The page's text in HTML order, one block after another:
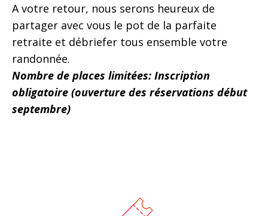
A votre retour, nous serons heureux de
partager avec vous le pot de la parfaite
retraite et débriefer tous ensemble votre
randonnée.
Nombre de places limitées: Inscription
obligatoire (ouverture des réservations début
septembre)